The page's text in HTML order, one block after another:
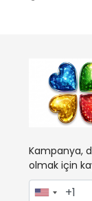
Kampanya,
olmak için